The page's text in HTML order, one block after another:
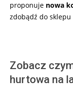
proponuje nowa
zdobądź do
Zobacz
hurtowa na